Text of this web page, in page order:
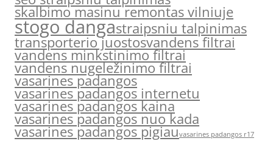
skalbimo masinu remontas vilniuje
stogo dangastraipsniu talpinimas
transporterio juostosvandens filtrai
vandens minkstinimo filtrai
vandens nugeležinimo filtrai
vasarines padangos
vasarines padangos internetu
vasarines padangos kaina
vasarines padangos nuo kada
vasarines padangos pigiauvasarines padangos r17